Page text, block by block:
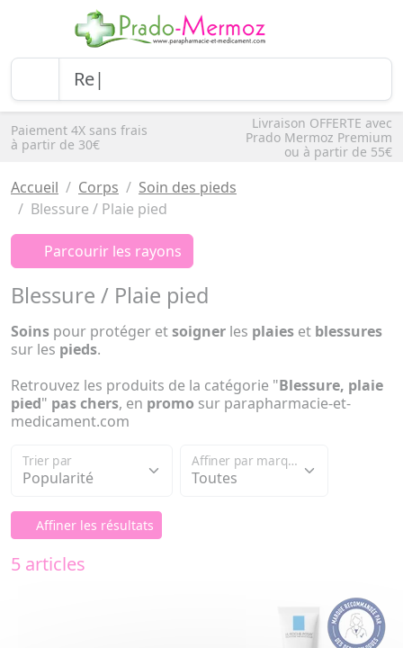
Paiement 4X sans frais
à partir de 30€
Livraison OFFERTE avec
Prado Mermoz Premium
ou à partir de 55€
Accueil Corps
Soin des pieds
Blessure / Plaie pied
Parcourir les rayons
Blessure / Plaie pied
Soins pour protéger etsoigner les plaies et blessures
sur les pieds.
Retrouvez les produits de la catégorie "Blessure, plaie
pied" pas chers, en promo sur parapharmacie-et-
medicament.com
Trier par Affiner par marque
Affiner les résultats
5 articles